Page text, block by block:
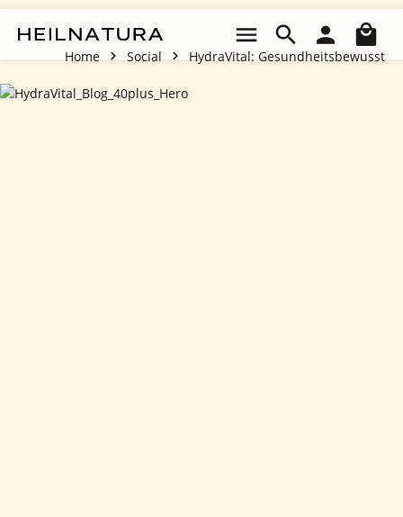
Home Social HydraVital: Gesundheitsbewusst
HydraVitalWas Ärzte Dir nicht sagen